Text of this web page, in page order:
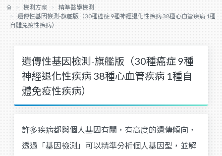
檢測方案
精準醫學檢測
遺傳性基因檢測-旗艦版（30種癌症 9種神經退化性疾病 38種心血管疾病 1種
自體免疫性疾病）
遺傳性基因檢測-旗艦版（30種癌症 9種
神經退化性疾病 38種心血管疾病 1種自
體免疫性疾病）
許多疾病都與個人基因有關，有高度的遺傳傾向，
透過「基因檢測」可以精準分析個人基因型，並解